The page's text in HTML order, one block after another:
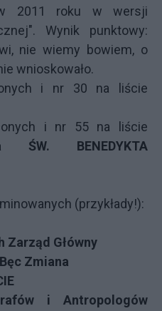
w 2011 roku w wersji
Wynik punktowy:
nie wiemy bowiem, o
wnioskowało.
i nr 30 na liście
i nr 55 na liście
ŚW. BENEDYKTA
(przykłady!):
Zarząd Główny
Zmiana
i Antropologów